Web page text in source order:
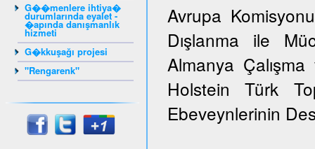
G��menlere ihtiya�
durumlarında eyalet -
�apında danışmanlık
hizmeti
G�kkuşağı projesi
"Rengarenk"
Avrupa
Dışlanma ile
Almanya
Holstein Türk
Ebeveynlerinin